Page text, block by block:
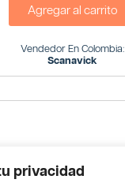
privacidad
Agregar al carrito
Vendedor En Colombia:
Scanavick